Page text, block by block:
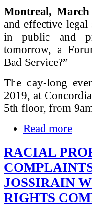
Montreal,
and effective legal
in public and
tomorrow, a
Bad Service?”
The day-long
2019, at
5th floor, from
Read more
RACIAL
JOSSIRAIN
RIGHTS